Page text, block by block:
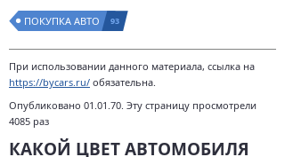
ПОКУПКА АВТО 93
При использовании данного материала, ссылка на
https://bycars.ru/ обязательна.
Опубликовано 01.01.70. Эту страницу просмотрели
4085 раз
КАКОЙ ЦВЕТ АВТОМОБИЛЯ